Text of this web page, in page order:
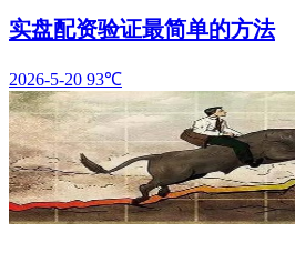
实盘配资验证最简单的方法
2026-5-20 93℃